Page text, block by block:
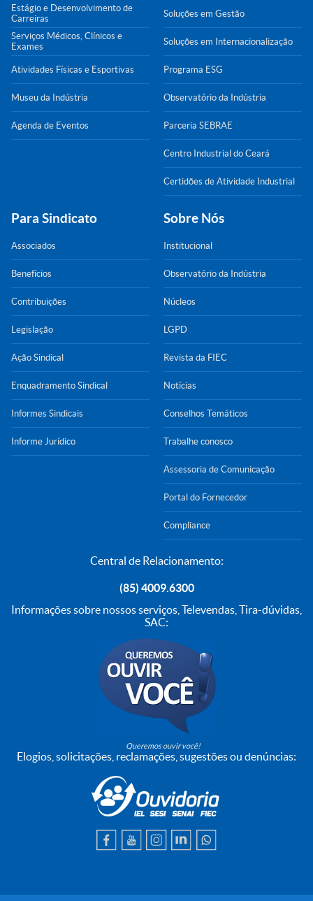
Estágio e Desenvolvimento de
Carreiras
Serviços Médicos, Clínicos e
Exames
Atividades Físicas e Esportivas
Museu da Indústria
Agenda de Eventos
Soluções em Gestão
Soluções em Internacionalização
Programa ESG
Observatório da Indústria
Parceria SEBRAE
Centro Industrial do Ceará
Certidões de Atividade Industrial
Para Sindicato
Associados
Benefícios
Contribuições
Legislação
Ação Sindical
Enquadramento Sindical
Informes Sindicais
Informe Jurídico
Sobre Nós
Institucional
Observatório da Indústria
Núcleos
LGPD
Revista da FIEC
Notícias
Conselhos Temáticos
Trabalhe conosco
Assessoria de Comunicação
Portal do Fornecedor
Compliance
Central de Relacionamento:
(85) 4009.6300
Informações sobre nossos serviços, Televendas, Tira-dúvidas,
SAC:
Queremos ouvir você!
Elogios, solicitações, reclamações, sugestões ou denúncias: